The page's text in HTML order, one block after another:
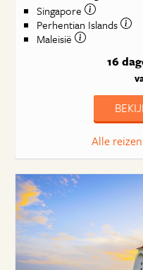
Singapore
Perhentian Islands
Maleisië
16
Alle